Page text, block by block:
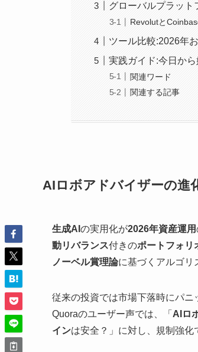
グローバルプラット
Revolutと
ツール比較:2026年
実践ガイド:今日か
関連ワード
関連する記事
AIロボアドバイザーの進
生成AI の実用化が2026年資産運用
動リバランス付きのポートフォリ
ノーベル賞理論に基づくアルゴリ
従来の投資では市場下落時にパニ
Quoraのユーザー声では、「 AIロ
インは安全？」に対し、規制強化